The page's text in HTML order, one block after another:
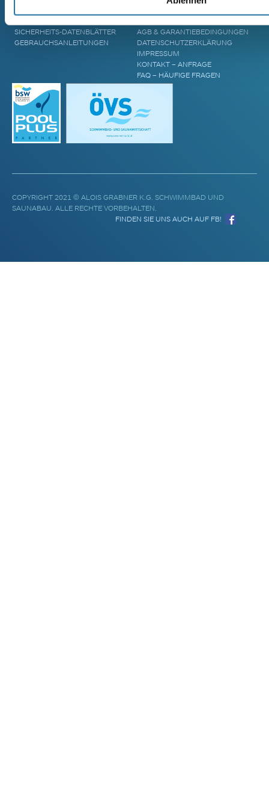
SICHERHEITS-DATENBLÄTTER
GEBRAUCHSANLEITUNGEN
AGB & GARANTIEBEDINGUNGEN
DATENSCHUTZERKLÄRUNG
IMPRESSUM
KONTAKT – ANFRAGE
FAQ – HÄUFIGE FRAGEN
COPYRIGHT 2021 © ALOIS GRABNER K.G. SCHWIMMBAD UND
SAUNABAU. ALLE RECHTE VORBEHALTEN.
FINDEN SIE UNS AUCH AUF FB!